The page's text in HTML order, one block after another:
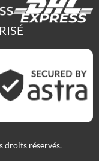
droits réservés.